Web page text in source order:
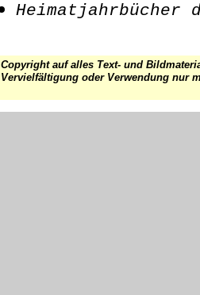
Heimatjahrbücher
Copyright auf alles Text- und
Vervielfältigung oder Verwendung nur